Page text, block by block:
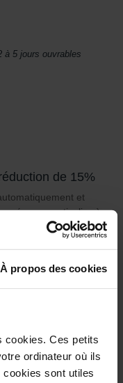
À propos des cookies
cookies. Ces petits
ordinateur où ils
sont utiles
à 5 jours ouvrables
de 15%
et
aux particuliers)
Coarse 60%